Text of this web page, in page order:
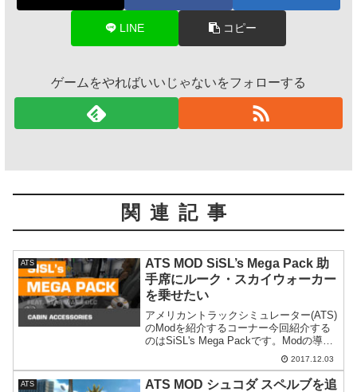
LINE コピー
ゲームをやればいいじゃないをフォローする
関連記事
ATS
ATS MOD SiSL’s Mega Pack 助
手席にルーク・スカイウォーカー
を乗せたい
アメリカントラックシミュレーター(ATS)
のModを紹介するコーナー今回紹介する
のはSiSL's Mega Packです。Modの導入
は全て自己責任です。万が一何かが起こ
っても一切責任は持てません。またMod
に関する質問にはお答えできません...
2017.12.03
ATS
ATS MOD シュコダ スペルブを追